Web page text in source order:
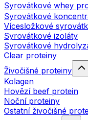
Syrovátkové whey
Syrovátkové
Vícesložkové
Syrovátkové izoláty
Syrovátkové
Clear proteiny
Živočišné proteiny
Kolagen
Hovězí beef protein
Noční proteiny
Ostatní živočišné